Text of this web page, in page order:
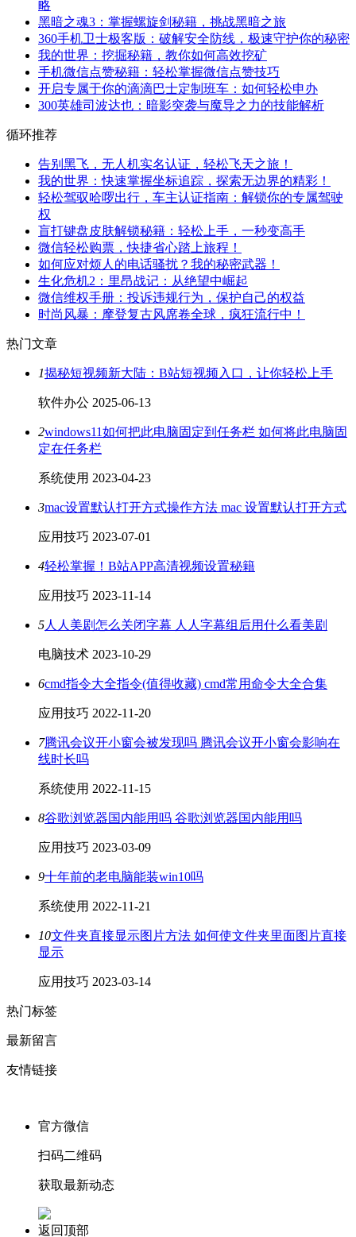
略
黑暗之魂3：掌握螺旋剑秘籍，挑战黑暗之旅
360手机卫士极客版：破解安全防线，极速守护你的秘密
我的世界：挖掘秘籍，教你如何高效挖矿
手机微信点赞秘籍：轻松掌握微信点赞技巧
开启专属于你的滴滴巴士定制班车：如何轻松申办
300英雄司波达也：暗影突袭与魔导之力的技能解析
循环推荐
告别黑飞，无人机实名认证，轻松飞天之旅！
我的世界：快速掌握坐标追踪，探索无边界的精彩！
轻松驾驭哈啰出行，车主认证指南：解锁你的专属驾驶
权
盲打键盘皮肤解锁秘籍：轻松上手，一秒变高手
微信轻松购票，快捷省心踏上旅程！
如何应对烦人的电话骚扰？我的秘密武器！
生化危机2：里昂战记：从绝望中崛起
微信维权手册：投诉违规行为，保护自己的权益
时尚风暴：摩登复古风席卷全球，疯狂流行中！
热门文章
1揭秘短视频新大陆：B站短视频入口，让你轻松上手
软件办公 2025-06-13
2windows11如何把此电脑固定到任务栏 如何将此电脑固
定在任务栏
系统使用 2023-04-23
3mac设置默认打开方式操作方法 mac 设置默认打开方式
应用技巧 2023-07-01
4轻松掌握！B站APP高清视频设置秘籍
应用技巧 2023-11-14
5人人美剧怎么关闭字幕 人人字幕组后用什么看美剧
电脑技术 2023-10-29
6cmd指令大全指令(值得收藏) cmd常用命令大全合集
应用技巧 2022-11-20
7腾讯会议开小窗会被发现吗 腾讯会议开小窗会影响在
线时长吗
系统使用 2022-11-15
8谷歌浏览器国内能用吗 谷歌浏览器国内能用吗
应用技巧 2023-03-09
9十年前的老电脑能装win10吗
系统使用 2022-11-21
10文件夹直接显示图片方法 如何使文件夹里面图片直接
显示
应用技巧 2023-03-14
热门标签
最新留言
友情链接
官方微信
扫码二维码
获取最新动态
返回顶部